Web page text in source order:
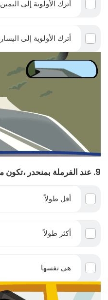
أترك الأولوية إلى اليمين
أترك الأولوية إلى اليسار
9. عند الفرملة بمنحدر ،تكون مسافة التوقف :
أقل طولاً
أكثر طولاً
هي نفسها